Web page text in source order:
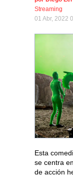
Streaming
01 Abr, 2022
Esta
se centra
de acción